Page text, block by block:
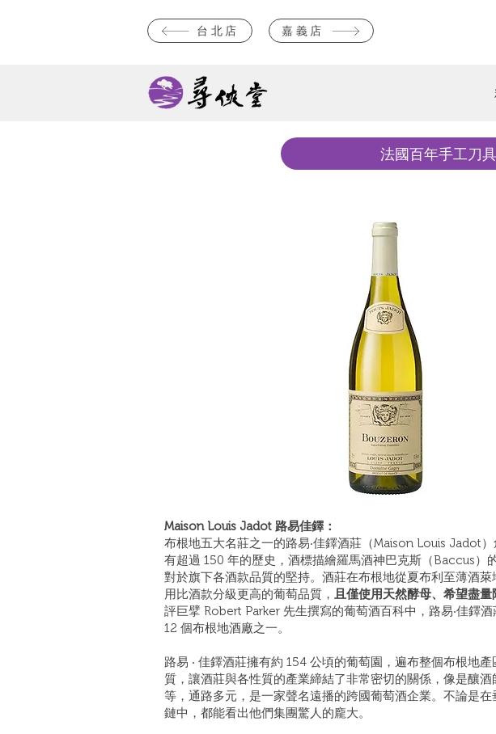
台北店 嘉義店
法國百年手工刀
Maison Louis Jadot 路易佳鐸：
布根地五大名莊之一的路易‧佳鐸酒莊（Maison Louis Jadot
有超過 150 年的歷史，酒標描繪羅馬酒神巴克斯（Baccus）
對於旗下各酒款品質的堅持。酒莊在布根地從夏布利至薄酒
用比酒款分級更高的葡萄品質， 且僅使用天然酵母、希望盡量
評巨擘 Robert Parker 先生撰寫的葡萄酒百科中，路易‧佳鐸
12 個布根地酒廠之一。
路易 ‧ 佳鐸酒莊擁有約 154 公頃的葡萄園，遍布整個布根地
質，讓酒莊與各性質的產業締結了非常密切的關係，像是釀
等，通路多元，是一家聲名遠播的跨國葡萄酒企業。不論是
鏈中，都能看出他們集團驚人的龐大。